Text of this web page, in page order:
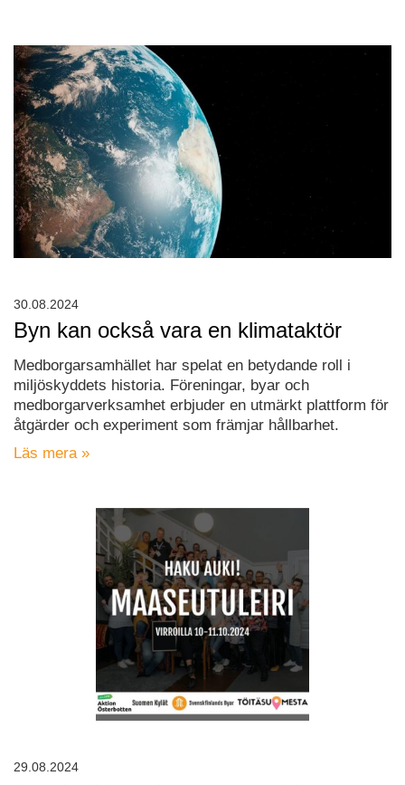
Byn kan också vara en klimataktör
Medborgarsamhället har spelat en betydande roll i
miljöskyddets historia. Föreningar, byar och
medborgarverksamhet erbjuder en utmärkt plattform för
åtgärder och experiment som främjar hållbarhet.
Läs mera »
30.08.2024
29.08.2024